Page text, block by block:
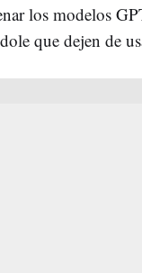
los modelos
que dejen de